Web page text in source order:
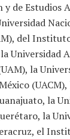
de Estudios
del
Universidad
la
la
la
el